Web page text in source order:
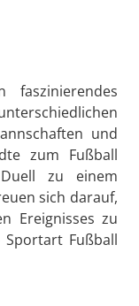
faszinierendes
und
zum Fußball
zu einem
sich darauf,
Ereignisses zu
Fußball